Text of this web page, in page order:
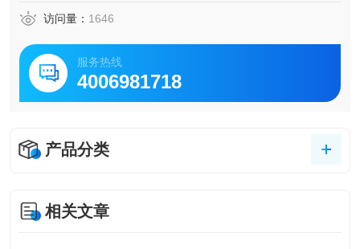
访问量： 1646
服务热线
4006981718
产品分类
相关文章